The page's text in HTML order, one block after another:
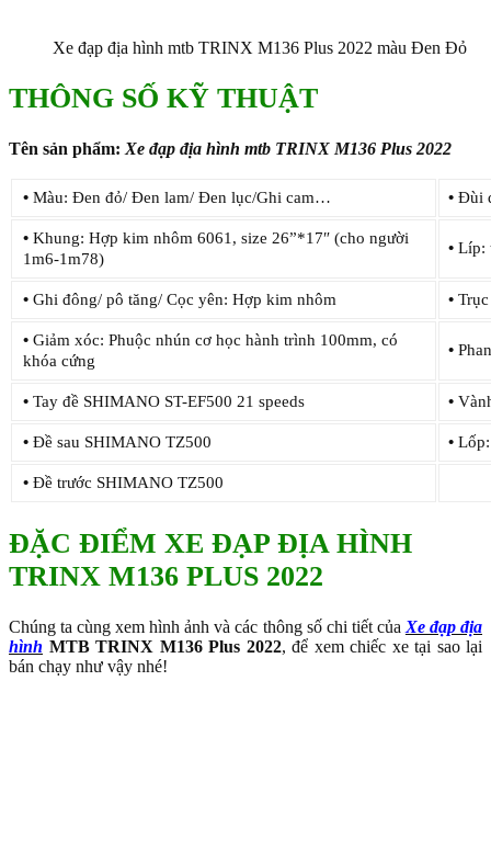
Xe đạp địa hình mtb TRINX M136 Plus 2022 màu Đen Đỏ
THÔNG SỐ KỸ THUẬT
Tên sản phẩm: Xe đạp địa hình mtb TRINX M136 Plus 2022
• Màu: Đen đỏ/ Đen lam/ Đen lục/Ghi cam… • Đùi
• Khung: Hợp kim nhôm 6061, size 26”*17″ (cho người
1m6-1m78)
• Líp:
• Ghi đông/ pô tăng/ Cọc yên: Hợp kim nhôm •
• Giảm xóc: Phuộc nhún cơ học hành trình 100mm, có
khóa cứng
•
• Tay đề SHIMANO ST-EF500 21 speeds •
• Đề sau SHIMANO TZ500 •
• Đề trước SHIMANO TZ500
ĐẶC ĐIỂM XE ĐẠP ĐỊA HÌNH
TRINX M136 PLUS 2022
Chúng ta cùng xem hình ảnh và các thông số chi tiết của Xe đạp địa
hình MTB TRINX M136 Plus 2022, để xem chiếc xe tại sao lại
bán chạy như vậy nhé!